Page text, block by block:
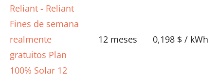
Reliant - Reliant
Fines de semana
realmente
gratuitos Plan
100% Solar 12
12 meses 0,198 $ / kWh